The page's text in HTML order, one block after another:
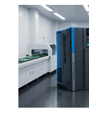
краще
оптовими
промислової